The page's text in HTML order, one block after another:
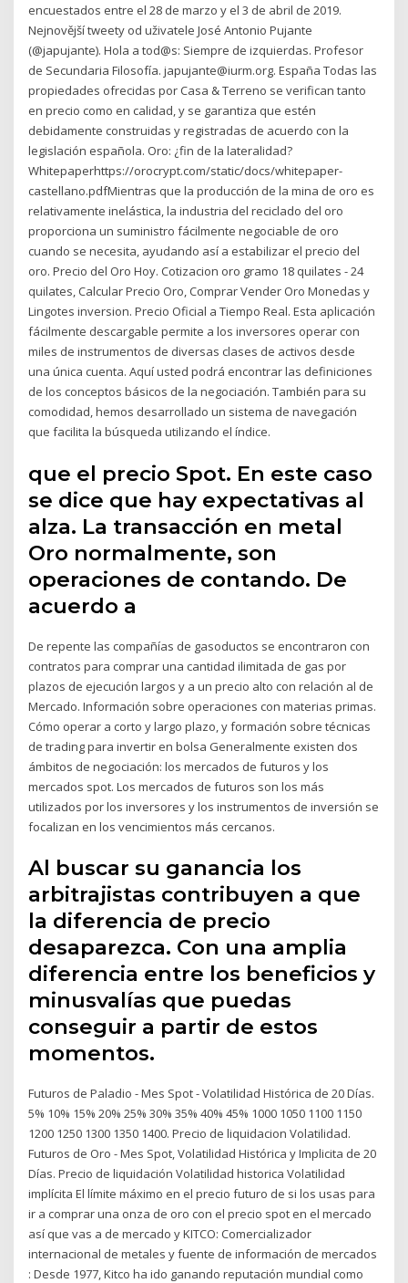
encuestados entre el 28 de marzo y el 3 de abril de 2019.
Nejnovější tweety od uživatele José Antonio Pujante
(@japujante). Hola a tod@s: Siempre de izquierdas. Profesor
de Secundaria Filosofía. japujante@iurm.org. España Todas las
propiedades ofrecidas por Casa & Terreno se verifican tanto
en precio como en calidad, y se garantiza que estén
debidamente construidas y registradas de acuerdo con la
legislación española. Oro: ¿fin de la lateralidad?
Whitepaperhttps://orocrypt.com/static/docs/whitepaper-
castellano.pdfMientras que la producción de la mina de oro es
relativamente inelástica, la industria del reciclado del oro
proporciona un suministro fácilmente negociable de oro
cuando se necesita, ayudando así a estabilizar el precio del
oro. Precio del Oro Hoy. Cotizacion oro gramo 18 quilates - 24
quilates, Calcular Precio Oro, Comprar Vender Oro Monedas y
Lingotes inversion. Precio Oficial a Tiempo Real. Esta aplicación
fácilmente descargable permite a los inversores operar con
miles de instrumentos de diversas clases de activos desde
una única cuenta. Aquí usted podrá encontrar las definiciones
de los conceptos básicos de la negociación. También para su
comodidad, hemos desarrollado un sistema de navegación
que facilita la búsqueda utilizando el índice.
que el precio Spot. En este caso
se dice que hay expectativas al
alza. La transacción en metal
Oro normalmente, son
operaciones de contando. De
acuerdo a
De repente las compañías de gasoductos se encontraron con
contratos para comprar una cantidad ilimitada de gas por
plazos de ejecución largos y a un precio alto con relación al de
Mercado. Información sobre operaciones con materias primas.
Cómo operar a corto y largo plazo, y formación sobre técnicas
de trading para invertir en bolsa Generalmente existen dos
ámbitos de negociación: los mercados de futuros y los
mercados spot. Los mercados de futuros son los más
utilizados por los inversores y los instrumentos de inversión se
focalizan en los vencimientos más cercanos.
Al buscar su ganancia los
arbitrajistas contribuyen a que
la diferencia de precio
desaparezca. Con una amplia
diferencia entre los beneficios y
minusvalías que puedas
conseguir a partir de estos
momentos.
Futuros de Paladio - Mes Spot - Volatilidad Histórica de 20 Días.
5% 10% 15% 20% 25% 30% 35% 40% 45% 1000 1050 1100 1150
1200 1250 1300 1350 1400. Precio de liquidacion Volatilidad.
Futuros de Oro - Mes Spot, Volatilidad Histórica y Implicita de 20
Días. Precio de liquidación Volatilidad historica Volatilidad
implícita El límite máximo en el precio futuro de si los usas para
ir a comprar una onza de oro con el precio spot en el mercado
así que vas a de mercado y KITCO: Comercializador
internacional de metales y fuente de información de mercados
: Desde 1977, Kitco ha ido ganando reputación mundial como